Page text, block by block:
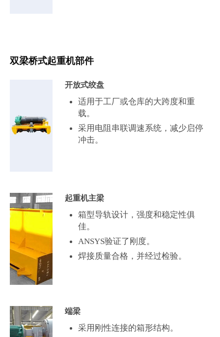
双梁桥式起重机部件
开放式绞盘
适用于工厂或仓库的大跨度和重
载。
采用电阻串联调速系统，减少启停
冲击。
起重机主梁
箱型导轨设计，强度和稳定性俱
佳。
ANSYS验证了刚度。
焊接质量合格，并经过检验。
端梁
采用刚性连接的箱形结构。